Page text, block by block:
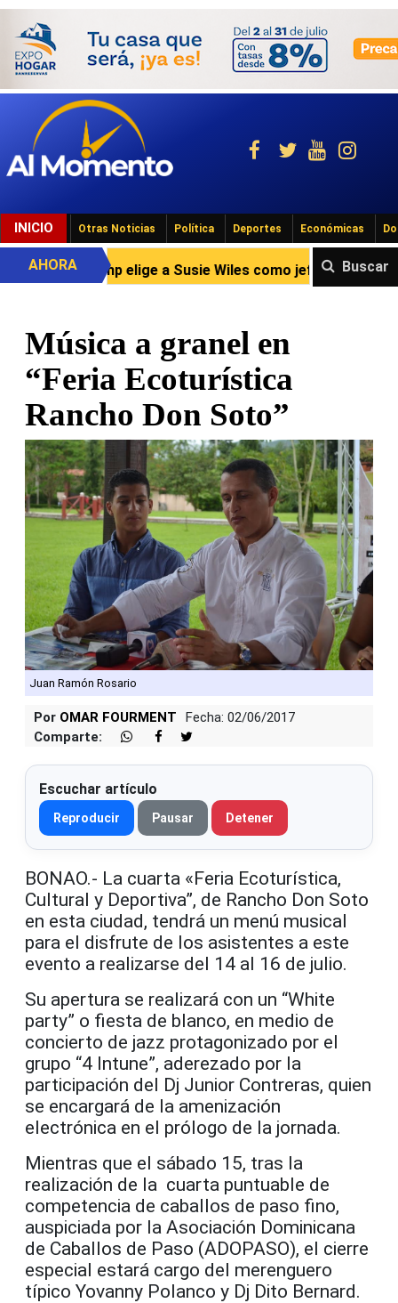
INICIO Otras Noticias Política Deportes Económicas
Buscar
AHORA
Trump elige a Susie Wiles como jefa del gabinete en Casa
Música a granel en
“Feria Ecoturística
Rancho Don Soto”
Juan Ramón Rosario
Por OMAR FOURMENT
Fecha: 02/06/2017
Comparte:
Escuchar artículo
Reproducir Pausar Detener
BONAO.- La cuarta «Feria Ecoturística,
Cultural y Deportiva”, de Rancho Don Soto
en esta ciudad, tendrá un menú musical
para el disfrute de los asistentes a este
evento a realizarse del 14 al 16 de julio.
Su apertura se realizará con un “White
party” o fiesta de blanco, en medio de
concierto de jazz protagonizado por el
grupo “4 Intune”, aderezado por la
participación del Dj Junior Contreras, quien
se encargará de la amenización
electrónica en el prólogo de la jornada.
Mientras que el sábado 15, tras la
realización de la cuarta puntuable de
competencia de caballos de paso fino,
auspiciada por la Asociación Dominicana
de Caballos de Paso (ADOPASO), el cierre
especial estará cargo del merenguero
típico Yovanny Polanco y Dj Dito Bernard.